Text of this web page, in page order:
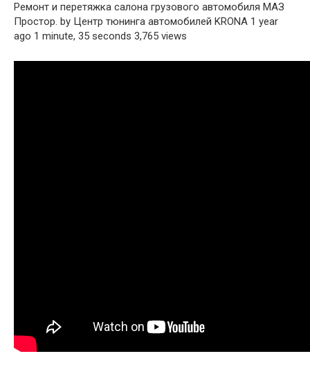
Ремонт и перетяжка салона грузового автомобиля МАЗ
Простор. by Центр тюнинга автомобилей KRONA 1 year
ago 1 minute, 35 seconds 3,765 views